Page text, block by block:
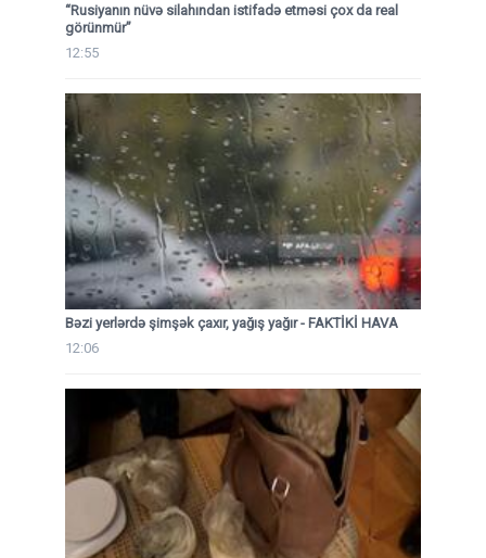
“Rusiyanın nüvə silahından istifadə etməsi çox da real
görünmür”
12:55
Bəzi yerlərdə şimşək çaxır, yağış yağır - FAKTİKİ HAVA
12:06